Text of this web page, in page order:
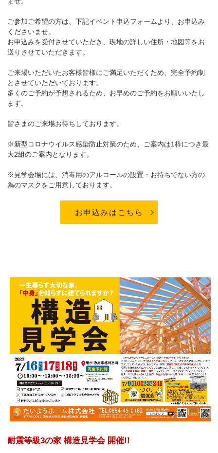
ご参加ご希望の方は、下記イベント申込フォームより、お申込み
くださいませ。
お申込みを受付させていただき、現地の詳しい住所・地図等をお
送りさせていただきます。
ご来場いただいたお客様皆様にご満足いただくため、完全予約制
とさせていただいております。
多くのご予約が予想されるため、お早めのご予約をお願いいたし
ます。
皆さまのご来場お待ちしております。
※新型コロナウイルス感染防止対策のため、ご案内は1枠につき最
大2組のご案内となります。
※見学会場には、消毒用のアルコールの設置・お持ちでない方の
為のマスクをご用意しております。
お申込みはこちら
耐震等級3の家 構造見学会 開催!!